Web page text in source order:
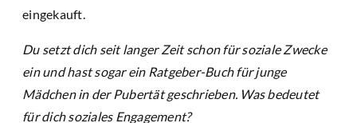
eingekauft.
Du setzt dich seit langer Zeit schon für soziale Zwecke
ein und hast sogar ein Ratgeber-Buch für junge
Mädchen in der Pubertät geschrieben. Was bedeutet
für dich soziales Engagement?